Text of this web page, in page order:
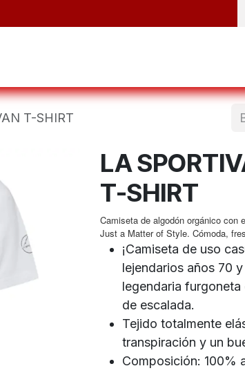
T-SHIRT
LA
T-SHIRT
Camiseta de algodón orgánico con
Just a Matter of Style. Cómoda,
¡Camiseta de uso
lejendarios años 70
legendaria
de escalada.
Tejido totalmente
transpiración y un
Composición: 100%